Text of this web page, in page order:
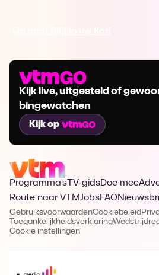
Kijk live, uitgesteld of
bingewatchen
Kijk op
Programma's TV-gidsDoe mee
Route naar VTMJobsFAQ
GebruiksvoorwaardenCookiebeleid
Toegankelijkheidsverklaring
Cookie instellingen